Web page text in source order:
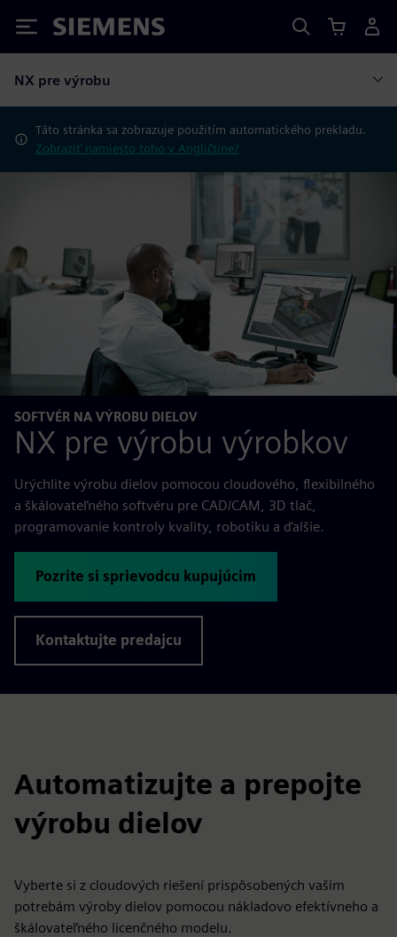
Siemens
NX pre výrobu
Táto stránka sa zobrazuje použitím automatického prekladu.
Zobraziť namiesto toho v Angličtine?
SOFTVÉR NA VÝROBU DIELOV
NX pre výrobu výrobkov
Urýchlite výrobu dielov pomocou cloudového, flexibilného
a škálovateľného softvéru pre CAD/CAM, 3D tlač,
programovanie kontroly kvality, robotiku a ďalšie.
Pozrite si sprievodcu kupujúcim
Kontaktujte predajcu
Automatizujte a prepojte
výrobu dielov
Vyberte si z cloudových riešení prispôsobených vašim
potrebám výroby dielov pomocou nákladovo efektívneho a
škálovateľného licenčného modelu.